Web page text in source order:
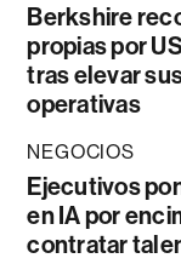
Berkshire
propias por
tras elevar
operativas
NEGOCIOS
Ejecutivos
en IA por
contratar